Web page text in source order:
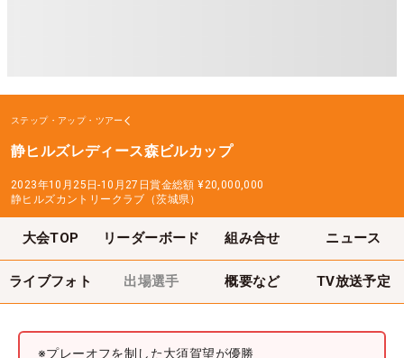
ステップ・アップ・ツアー
静ヒルズレディース森ビルカップ
2023年10月25日-10月27日賞金総額 ¥20,000,000
静ヒルズカントリークラブ（茨城県）
大会TOP リーダーボード 組み合せ ニュース
ライブフォト 出場選手 概要など TV放送予定
※プレーオフを制した大須賀望が優勝